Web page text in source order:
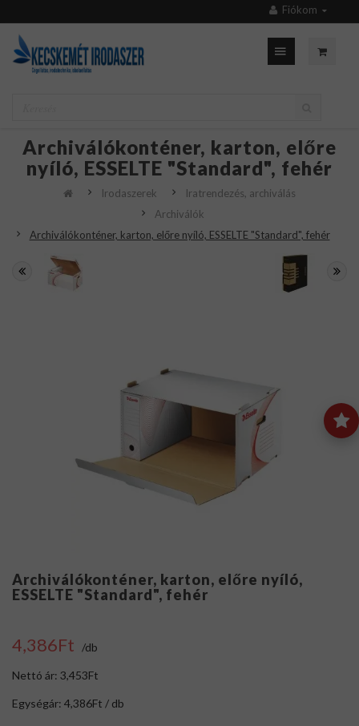
Fiókom
Archiválókonténer, karton, előre
nyíló, ESSELTE "Standard", fehér
Irodaszerek
Iratrendezés, archiválás
Archiválók
Archiválókonténer, karton, előre nyíló, ESSELTE "Standard", fehér
Archiválókonténer, karton, előre nyíló,
ESSELTE "Standard", fehér
4,386Ft /db
Nettó ár: 3,453Ft
Egységár: 4,386Ft / db